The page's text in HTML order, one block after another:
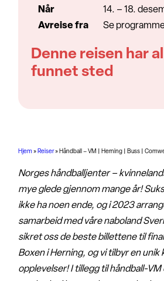
Hjem» Reiser» Håndball – VM | Herning | Buss |
Norges håndballjenter –
mye glede gjennom mange år!
ikke ha noen ende, og i 2023
samarbeid med våre naboland
sikret oss de beste billettene til
Boxen i Herning, og vi tilbyr en unik
opplevelser! I tillegg til håndball-
Når
14. – 18.
Avreise fra
Se
Denne reisen har
funnet sted